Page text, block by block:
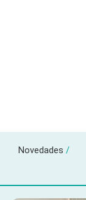
Novedades /